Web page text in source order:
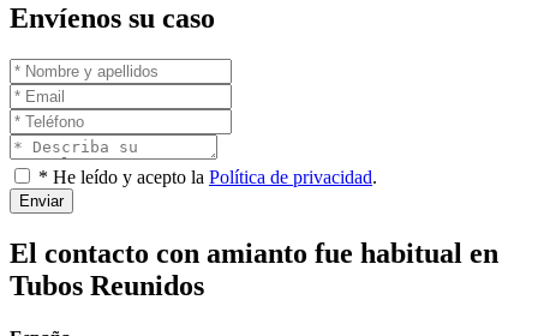
Envíenos su caso
* He leído y acepto la Política de privacidad.
Enviar
El contacto con amianto fue habitual en
Tubos Reunidos